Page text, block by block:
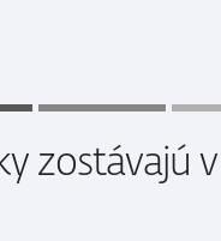
zostávajú